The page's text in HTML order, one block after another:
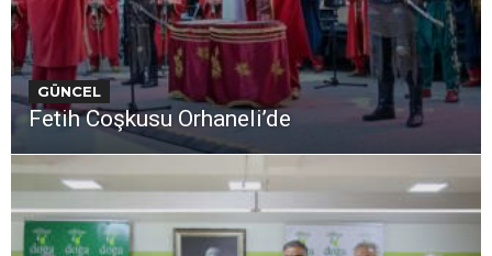
GÜNCEL
Fetih Coşkusu Orhaneli’de